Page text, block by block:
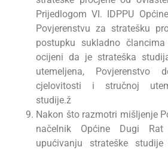
Prijedlogom VI. IDPPU
Povjerenstvu za stratešku
postupku sukladno
ocijeni da je strateška
utemeljena, Povjerenstvo
cjelovitosti i stručnoj
studije.ž
Nakon što razmotri mišljenje
načelnik Općine Dugi
upućivanju strateške